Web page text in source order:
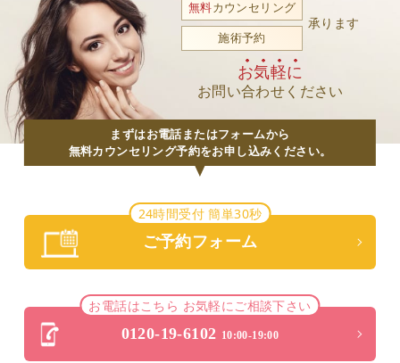
無料カウンセリング
施術予約
承ります
お気軽に
お問い合わせください
まずはお電話またはフォームから
無料カウンセリング予約をお申し込みください。
24時間受付 簡単30秒
ご予約フォーム
お電話はこちら お気軽にご相談下さい
0120-19-6102 10:00-19:00